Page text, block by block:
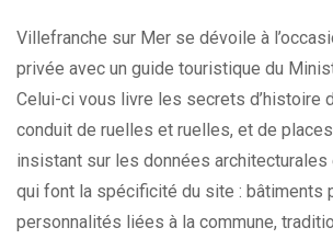
Villefranche sur Mer se dévoile à
privée avec un guide touristique du
Celui-ci vous livre les secrets d’histoire
conduit de ruelles et ruelles, et de
insistant sur les données
qui font la spécificité du site : bâtiments
personnalités liées à la commune,